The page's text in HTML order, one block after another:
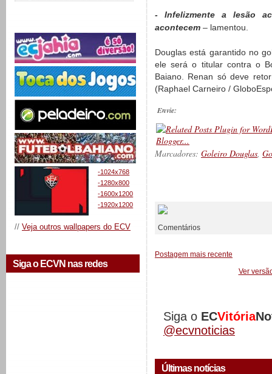
-1024x768
-1280x800
-1600x1200
-1920x1200
// Veja outros wallpapers do ECV
Siga o ECVN nas redes
- Infelizmente a lesão
acontecem – lamentou.
Douglas está garantido no
ele será o titular contra o
Baiano. Renan só deve
(Raphael Carneiro /
Envie:
Marcadores: Goleiro Douglas,
Comentários
Postagem mais recente
Ver
Siga o ECVitória
@ecvnoticias
Últimas notícias